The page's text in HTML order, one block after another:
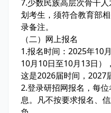
7.少数民族高层次骨干
划考生，须符合教育部
录备注。
（二）网上报名
1.报名时间：2025年10
10月10日至10月13日）
这是2026届时间，2027
2.登录研招网报名，每
息。凡不按要求报名、